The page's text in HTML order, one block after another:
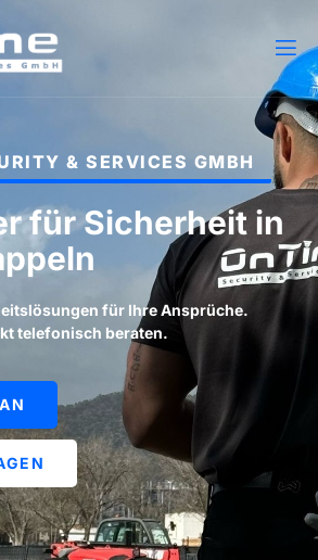
& SERVICES GMBH
für Sicherheit in
für Ihre Ansprüche.
telefonisch beraten.